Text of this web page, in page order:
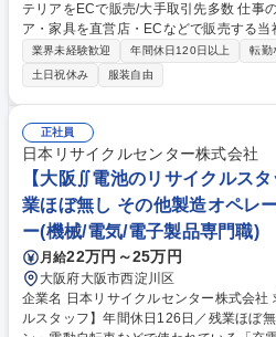
テリアをECで販売/大手取引先多数 仕事の内容 世界中の雑貨・インテリ
ア・家具を直営店・ECなどで販売する
任せします。当社が出店している複数の
業務全般をお任せします。 店舗運営をしている本部メンバーと協力してチ
ームで運営していますので、未経験業務
す。 【具体的な業務】 ・商品関連業務
種システム対応 ・商品仕入れ、販促計画
ＮＳ運用など 募集職種 【ECサイト運営管理】世界中のインテリアをEC
で販売/大手取引先多数
業界未経験歓迎 年間休日120日以上 転勤
土日祝休み
服装自由
正社員
日本リサイクルセンター株式会社
【大阪∬電池のリサイクルス
業ほぼ無し その他製造オペレ
ー(機械/電気/電子製品専門職)
月給22万円～25万円
大阪府大阪市西淀川区
企業名 日本リサイクルセンター株式会社 求人名 【大阪∬電池のリサイク
ルスタッフ】年間休日126日／残業ほぼ無し◎ 仕事の内容 スマホ